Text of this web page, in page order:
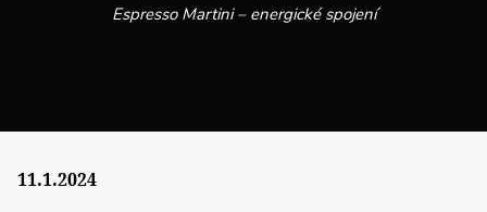
Espresso Martini – energické spojení
11.1.2024